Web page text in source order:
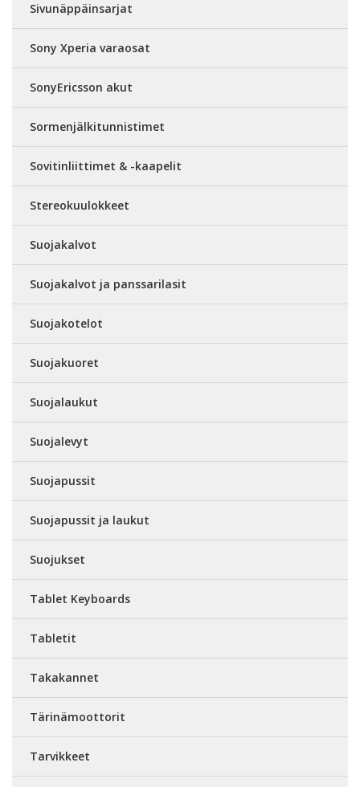
Sivunäppäinsarjat
Sony Xperia varaosat
SonyEricsson akut
Sormenjälkitunnistimet
Sovitinliittimet & -kaapelit
Stereokuulokkeet
Suojakalvot
Suojakalvot ja panssarilasit
Suojakotelot
Suojakuoret
Suojalaukut
Suojalevyt
Suojapussit
Suojapussit ja laukut
Suojukset
Tablet Keyboards
Tabletit
Takakannet
Tärinämoottorit
Tarvikkeet